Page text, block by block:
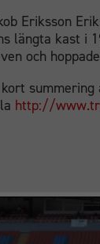
Eriksson
längta kast i
och
kort
http://